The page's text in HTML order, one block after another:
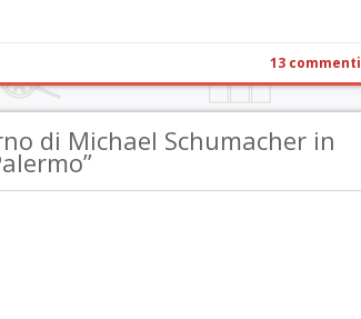
13 commenti
di Michael Schumacher in